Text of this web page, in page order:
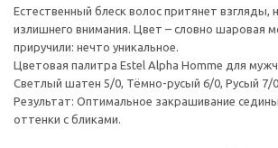
Естественный блеск волос притянет взгляды,
излишнего внимания. Цвет – словно шаровая
приручили: нечто уникальное.
Цветовая палитра Estel Alpha Homme для
Светлый шатен 5/0, Тёмно-русый 6/0, Русый 7/0
Результат: Оптимальное закрашивание
оттенки с бликами.